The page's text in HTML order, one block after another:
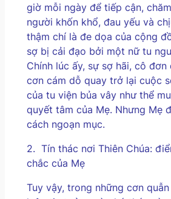
giờ mỗi ngày để tiếp cận,
người khốn khổ, đau yếu và
thậm chí là đe dọa của cộng
sợ bị cải đạo bởi một nữ tu
Chính lúc ấy, sự sợ hãi, cô đơn
cơn cám dỗ quay trở lại cuộc
của tu viện bủa vây như thể
quyết tâm của Mẹ. Nhưng Mẹ
cách ngoạn mục.
2. Tín thác nơi Thiên Chúa:
chắc của Mẹ
Tuy vậy, trong những cơn